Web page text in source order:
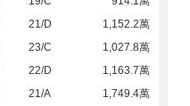
21/D
1,152.2萬
23/C
1,027.8萬
22/D
1,163.7萬
21/A
1,749.4萬